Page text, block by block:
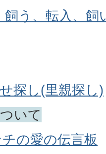
う、転入、飼
探し(里親探し)
いて
の愛の伝言板